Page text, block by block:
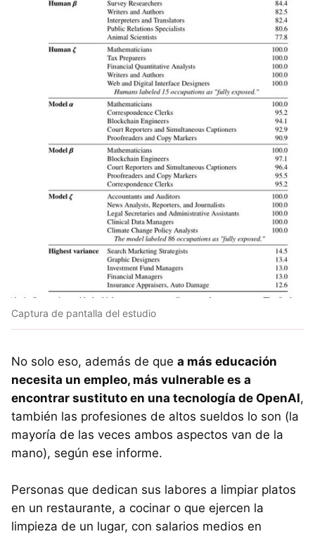
Captura de pantalla del estudio
No solo eso, además de que a más educación
necesita un empleo, más vulnerable es a
encontrar sustituto en una tecnología de OpenAI,
también las profesiones de altos sueldos lo son (la
mayoría de las veces ambos aspectos van de la
mano), según ese informe.
Personas que dedican sus labores a limpiar platos
en un restaurante, a cocinar o que ejercen la
limpieza de un lugar, con salarios medios en